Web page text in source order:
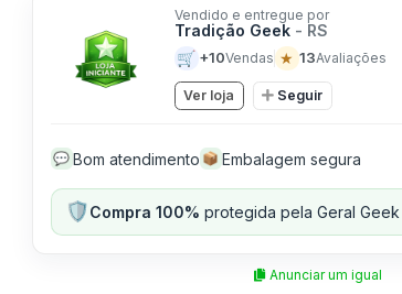
Vendido e entregue por
Tradição Geek - RS
🛒 +10Vendas ★ 13Avaliações
Ver loja Seguir
💬 Bom atendimento 📦 Embalagem segura
🛡️Compra 100% protegida pela Geral Geek
Anunciar um igual